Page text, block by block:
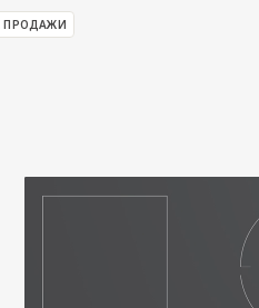
машины
ПРОДАЖИ